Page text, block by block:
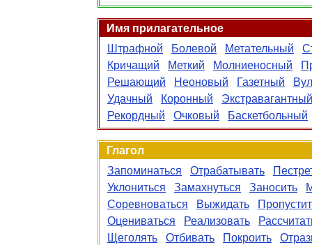
Имя прилагательное
Штрафной
Болевой Метательный
Кричащий
Меткий Молниеносный
Решающий
Неоновый Газетный
Удачный
Коронный
Экстравагантный
Рекордный
Очковый Баскетбольный
Глагол
Запоминаться
Отрабатывать
Уклониться
Замахнуться Заносить
Соревноваться
Выжидать
Оцениваться
Реализовать
Щеголять
Отбивать Покроить